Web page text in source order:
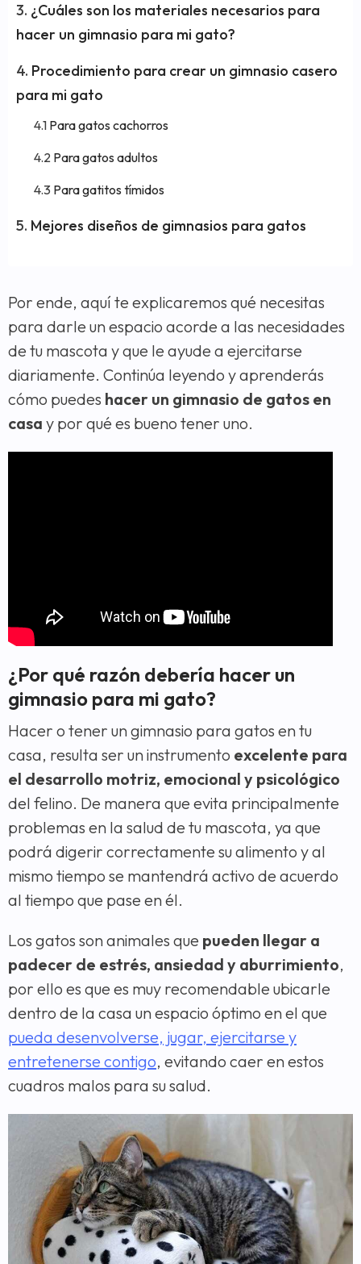
¿Cuáles son los materiales necesarios para
hacer un gimnasio para mi gato?
Procedimiento para crear un gimnasio casero
para mi gato
Para gatos cachorros
Para gatos adultos
Para gatitos tímidos
Mejores diseños de gimnasios para gatos
Por ende, aquí te explicaremos qué necesitas
para darle un espacio acorde a las necesidades
de tu mascota y que le ayude a ejercitarse
diariamente. Continúa leyendo y aprenderás
cómo puedes hacer un gimnasio de gatos en
casa y por qué es bueno tener uno.
¿Por qué razón debería hacer un
gimnasio para mi gato?
Hacer o tener un gimnasio para gatos en tu
casa, resulta ser un instrumento excelente para
el desarrollo motriz, emocional y psicológico
del felino. De manera que evita principalmente
problemas en la salud de tu mascota, ya que
podrá digerir correctamente su alimento y al
mismo tiempo se mantendrá activo de acuerdo
al tiempo que pase en él.
Los gatos son animales que pueden llegar a
padecer de estrés, ansiedad y aburrimiento,
por ello es que es muy recomendable ubicarle
dentro de la casa un espacio óptimo en el que
pueda desenvolverse, jugar, ejercitarse y
entretenerse contigo, evitando caer en estos
cuadros malos para su salud.